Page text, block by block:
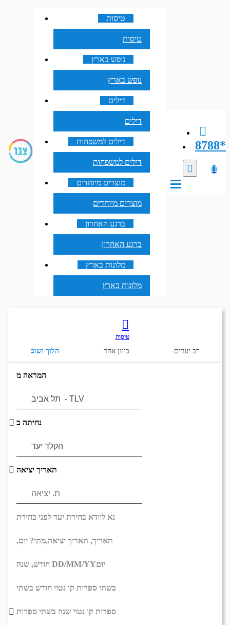
8788*
טיסות
טיסות
נופש בארץ
נופש בארץ
דילים
דילים
דילים למשפחות
דילים למשפחות
מוצרים מיוחדים
מוצרים מיוחדים
ברגע האחרון
ברגע האחרון
מלונות בארץ
מלונות בארץ
טיסות
הלוך ושוב כיוון אחד רב יעדים
המראה מ
נחיתה ב
תאריך יציאה
נא לוודא בחירת יעד לפני בחירת
תאריך, תאריך יציאה,מתי? יום,
DD/MM/YYיום
בשתי ספרות קו נטוי חודש בשתי
ספרות קו נטוי שנה בשתי ספרות